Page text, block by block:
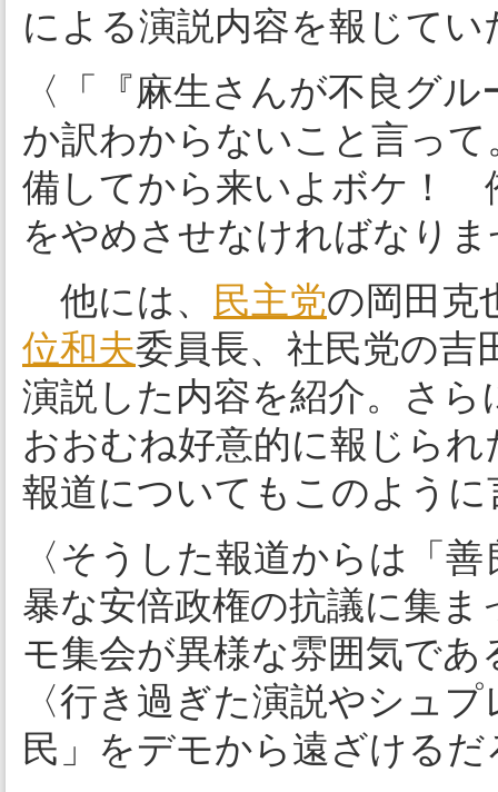
による演説内容を報じてい
〈「『麻生さんが不良グ
か訳わからないこと言っ
備してから来いよボケ！
をやめさせなければなり
他には、
民主党の岡田克
位和夫委員長、社民党の吉
演説した内容を紹介。さ
おおむね好意的に報じら
報道についてもこのように
〈そうした報道からは「
暴な安倍政権の抗議に集
モ集会が異様な雰囲気で
〈行き過ぎた演説やシュ
民」をデモから遠ざけるだ